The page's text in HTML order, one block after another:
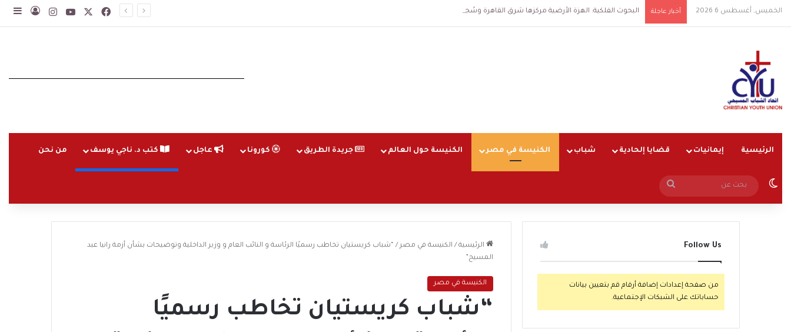
الخميس, أغسطس 6 2026 أخبار عاجلة البحوث الفلكية: الهزة الأرضية مركزها شرق القاهرة وسُجلت الساعة 3 فجرا و36 ثانية فيسبوك ‫YouTubeانستقرامتسجيل
الرئيسية إيمانيات قضايا إلحادية شباب الكنيسة في مصر الكنيسة حول العالم جريدة الطريق كورونا عاجل كتب د. ناجي يوسف من نحن
الوضع المظلم
الرئيسية / الكنيسة في مصر / “شباب كريستيان تخاطب رسميًا الرئاسة و النائب العام و وزير الداخلية وتوضيحات بشأن أزمة رانيا عبد
المسيح”
الكنيسة في مصر
“شباب كريستيان تخاطب رسميًا
Follow Us
من صفحة إعدادات إضافة أرقام قم بتعيين بيانات
حساباتك على الشبكات الإجتماعية.